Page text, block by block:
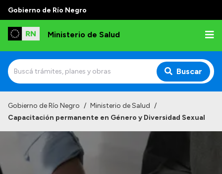
Gobierno de Río Negro
Ministerio de Salud
Buscar
Normativa y Funciones
Autoridades
Gobierno de Río Negro / Ministerio de Salud /
Capacitación permanente en Género y Diversidad Sexual